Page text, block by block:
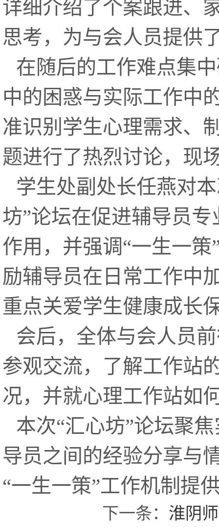
详细介绍了个案跟进、
思考，为与会人员提供
在随后的工作难点集
中的困惑与实际工作中
准识别学生心理需求、
题进行了热烈讨论，现
学生处副处长任燕对
坊”论坛在促进辅导员
作用，并强调“一生一
励辅导员在日常工作中
重点关爱学生健康成长
会后，全体与会人员
参观交流，了解工作站
况，并就心理工作站如
本次“汇心坊”论坛聚
导员之间的经验分享与
“一生一策”工作机制提
下一条： 淮阴